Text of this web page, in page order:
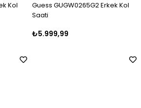
Erkek Kol
Guess GUGW0265G1
₺5.250,00